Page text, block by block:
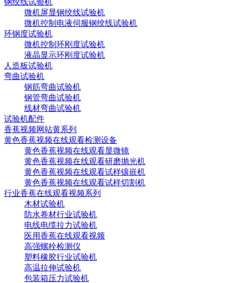
微机屏显钢绞线试验机
微机控制电液伺服钢绞线试验机
环钢度试验机
微机控制环刚度试验机
液晶显示环刚度试验机
人造板试验机
弯曲试验机
钢筋弯曲试验机
钢管弯曲试验机
线材弯曲试验机
试验机配件
香蕉视频网站黄系列
黄色香蕉视频在线观看检测设备
黄色香蕉视频在线观看显微镜
黄色香蕉视频在线观看研磨抛光机
黄色香蕉视频在线观看试样镶嵌机
黄色香蕉视频在线观看试样切割机
行业香蕉在线观看视频系列
木材试验机
防水卷材行业试验机
电线电缆拉力试验机
医用香蕉在线观看视频
高强螺栓检测仪
塑料橡胶行业试验机
高温拉伸试验机
包装箱压力试验机